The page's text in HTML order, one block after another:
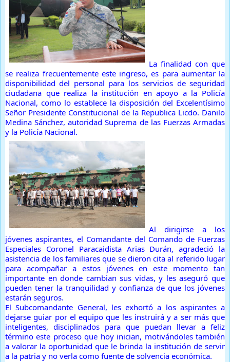
La finalidad con que
se realiza frecuentemente este ingreso, es para aumentar la
disponibilidad del personal para los servicios de seguridad
ciudadana que realiza la institución en apoyo a la Policía
Nacional, como lo establece la disposición del Excelentísimo
Señor Presidente Constitucional de la Republica Licdo. Danilo
Medina Sánchez, autoridad Suprema de las Fuerzas Armadas
y la Policía Nacional.
Al dirigirse a los
jóvenes aspirantes, el Comandante del Comando de Fuerzas
Especiales Coronel Paracaidista Arias Durán, agradeció la
asistencia de los familiares que se dieron cita al referido lugar
para acompañar a estos jóvenes en este momento tan
importante en donde cambian sus vidas, y les aseguró que
pueden tener la tranquilidad y confianza de que los jóvenes
estarán seguros.
El Subcomandante General, les exhortó a los aspirantes a
dejarse guiar por el equipo que les instruirá y a ser más que
inteligentes, disciplinados para que puedan llevar a feliz
término este proceso que hoy inician, motivándoles también
a valorar la oportunidad que le brinda la institución de servir
a la patria y no verla como fuente de solvencia económica.